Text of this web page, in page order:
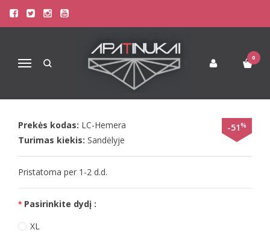
Navigacija
0
Pagrindinis
Apatinis Trikotažas Moterims
Seksualūs Moteriški Apatiniai
LIVCO SEKSUALŪS RAUDONI
NAKTINUKAI HEMERA
-51%
Prekės kodas: LC-Hemera
Turimas kiekis: Sandėlyje
Pristatoma per 1-2 d.d.
Pasirinkite dydį :
XL